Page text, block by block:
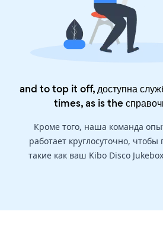
and to top it off, доступна
times, as is the
Кроме того, наша команда
работает круглосуточно,
такие как ваш Kibo Disco